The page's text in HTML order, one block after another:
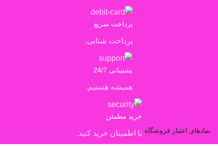
پرداخت سریع
پرداخت شتابی.
پشتیبانی 24/7
همیشه هستیم.
خرید مطمئن
با اطمینان خرید کنید. نمادهای اعتبار فروشگاه